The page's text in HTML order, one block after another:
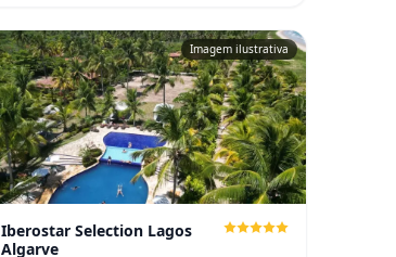
Imagem ilustrativa
Iberostar Selection Lagos
Algarve